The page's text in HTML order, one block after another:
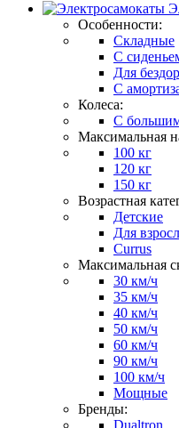
Особенности:
Складные
C
Для
С
Колеса:
С
Максимальная
100 кг
120 кг
150 кг
Возрастная
Детские
Для
Currus
Максимальная
30 км/ч
35 км/ч
40 км/ч
50 км/ч
60 км/ч
90 км/ч
100 км/ч
Мощные
Бренды:
Dualtron